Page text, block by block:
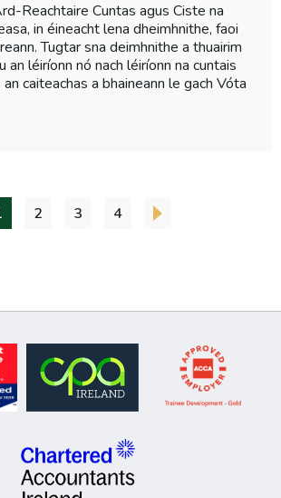
Reachtaire Cuntas agus Ciste na
in éineacht lena dheimhnithe, faoi
Tugtar sna deimhnithe a thuairim
an léiríonn nó nach léiríonn na cuntais
caiteachas a bhaineann le gach Vóta
2 3 4